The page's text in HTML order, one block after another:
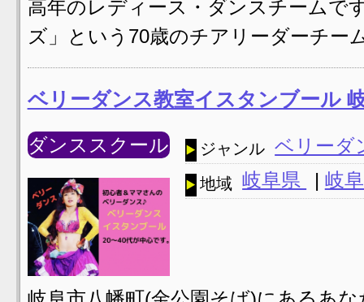
高年のレディース・ダンスチームで
ズ」という70歳のチアリーダーチ
ベリーダンス教室イスタンブール
ダンススクール ジャンル ベリーダ
地域 岐阜県 | 岐